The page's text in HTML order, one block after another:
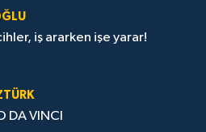
iş ararken işe yarar!
DA VINCI